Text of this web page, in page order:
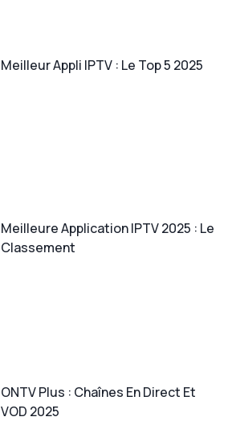
Meilleur Appli IPTV : Le Top 5 2025
Meilleure Application IPTV 2025 : Le
Classement
ONTV Plus : Chaînes En Direct Et
VOD 2025